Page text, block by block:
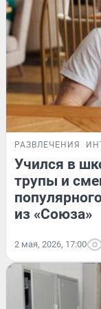
РАЗВЛЕЧЕНИЯ
Учился в
трупы и
из «Союза»
2 мая, 2026, 17:00